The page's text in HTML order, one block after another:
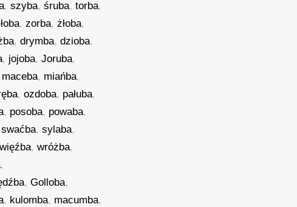
,szyba,śruba,torba,
,zorba,żłoba,
,drymba,dzioba,
, jojoba,Joruba,
maceba, miańba,
,ozdoba, pałuba,
, posoba, powaba,
swaćba,sylaba,
więźba,wróżba,
,
,Golloba,
, kulomba, macumba,